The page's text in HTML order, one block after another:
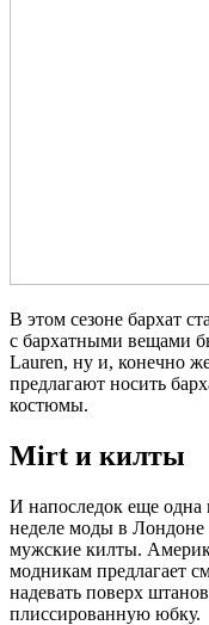
В этом сезоне бархат
с бархатными вещами
Lauren, ну и, конечно
предлагают носить
костюмы.
Mirt и килты
И напоследок еще одна
неделе моды в
мужские килты.
модникам предлагает
надевать поверх
плиссированную юбку.